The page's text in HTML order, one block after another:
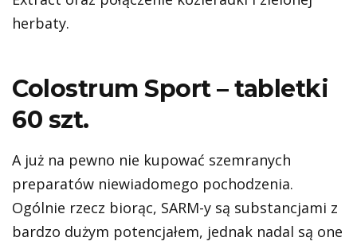
herbaty.
Colostrum Sport – tabletki
60 szt.
A już na pewno nie kupować szemranych
preparatów niewiadomego pochodzenia.
Ogólnie rzecz biorąc, SARM-y są substancjami z
bardzo dużym potencjałem, jednak nadal są one